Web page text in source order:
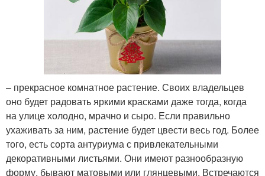
– прекрасное комнатное растение. Своих владельцев
оно будет радовать яркими красками даже тогда, когда
на улице холодно, мрачно и сыро. Если правильно
ухаживать за ним, растение будет цвести весь год. Более
того, есть сорта антуриума с привлекательными
декоративными листьями. Они имеют разнообразную
форму, бывают матовыми или глянцевыми. Встречаются